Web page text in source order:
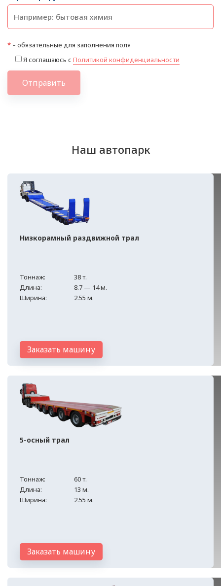
* – обязательные для заполнения поля
Я соглашаюсь с Политикой конфиденциальности
Отправить
Наш автопарк
Низкорамный раздвижной трал
Тоннаж:
38 т.
Длина:
8.7 — 14 м.
Ширина:
2.55 м.
Заказать машину
5-осный трал
Тоннаж:
60 т.
Длина:
13 м.
Ширина:
2.55 м.
Заказать машину